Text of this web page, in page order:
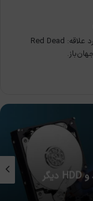
متخصص رمزارز و برنامه نویسی. بازی‌های مورد علاقه: Red Dead
عملکرد